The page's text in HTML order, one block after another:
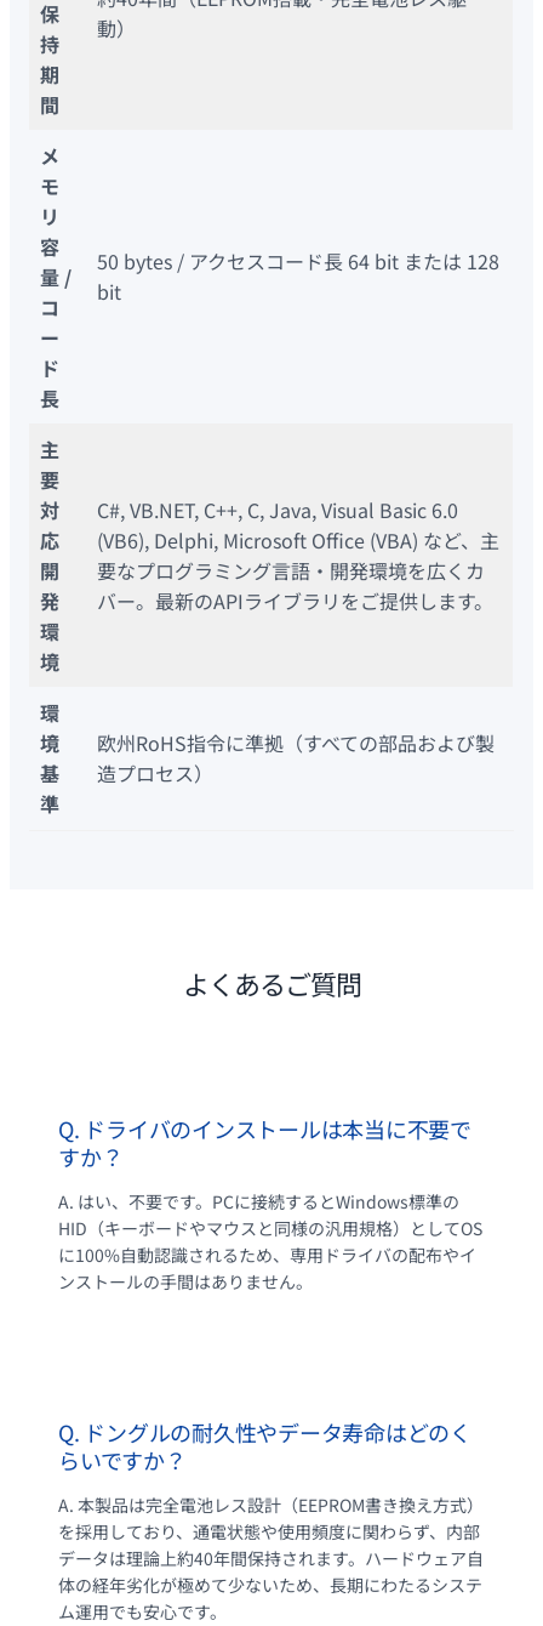
保
持
期
間
動）
メ
モ
リ
容
量 /
コ
ー
ド
長
50 bytes / アクセスコード長 64 bit または 128
bit
主
要
対
応
開
発
環
境
C#, VB.NET, C++, C, Java, Visual Basic 6.0
(VB6), Delphi, Microsoft Office (VBA) など、主
要なプログラミング言語・開発環境を広くカ
バー。最新のAPIライブラリをご提供します。
環
境
基
準
欧州RoHS指令に準拠（すべての部品および製
造プロセス）
よくあるご質問
Q. ドライバのインストールは本当に不要で
すか？
A. はい、不要です。PCに接続するとWindows標準の
HID（キーボードやマウスと同様の汎用規格）としてOS
に100%自動認識されるため、専用ドライバの配布やイ
ンストールの手間はありません。
Q. ドングルの耐久性やデータ寿命はどのく
らいですか？
A. 本製品は完全電池レス設計（EEPROM書き換え方式）
を採用しており、通電状態や使用頻度に関わらず、内部
データは理論上約40年間保持されます。ハードウェア自
体の経年劣化が極めて少ないため、長期にわたるシステ
ム運用でも安心です。